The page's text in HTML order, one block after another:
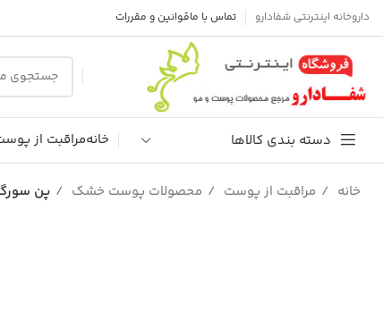
داروخانه اینترنتی شفادارو تماس با ماقوانین و مقررات
دسته بندی کالاها خانهمراقبت از
خانه مراقبت از پوست محصولات پوست خشک پن